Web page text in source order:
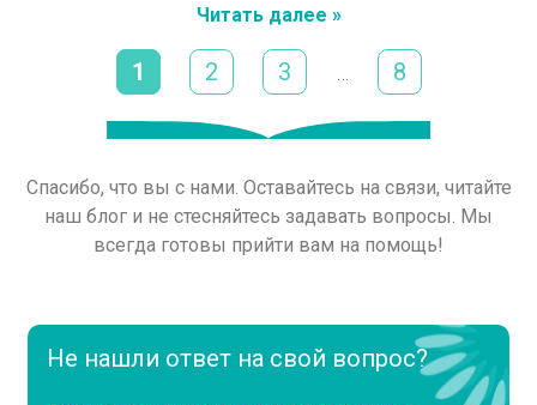
Читать далее »
1 2 3 8
Спасибо, что вы с нами. Оставайтесь на связи, читайте
наш блог и не стесняйтесь задавать вопросы. Мы
всегда готовы прийти вам на помощь!
Не нашли ответ на свой вопрос?